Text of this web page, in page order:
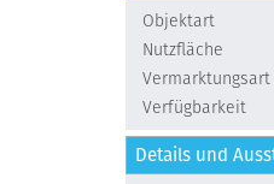
Objektart
Nutzfläche
Vermarktungsart
Verfügbarkeit
Details und